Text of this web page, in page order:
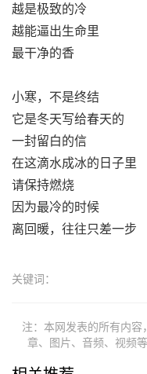
越是极致的冷
越能逼出生命里
最干净的香
小寒，不是终结
它是冬天写给春天的
一封留白的信
在这滴水成冰的日子里
请保持燃烧
因为最冷的时候
离回暖，往往只差一步
关键词：
注：本网发表的所有内
章、图片、音频、视频